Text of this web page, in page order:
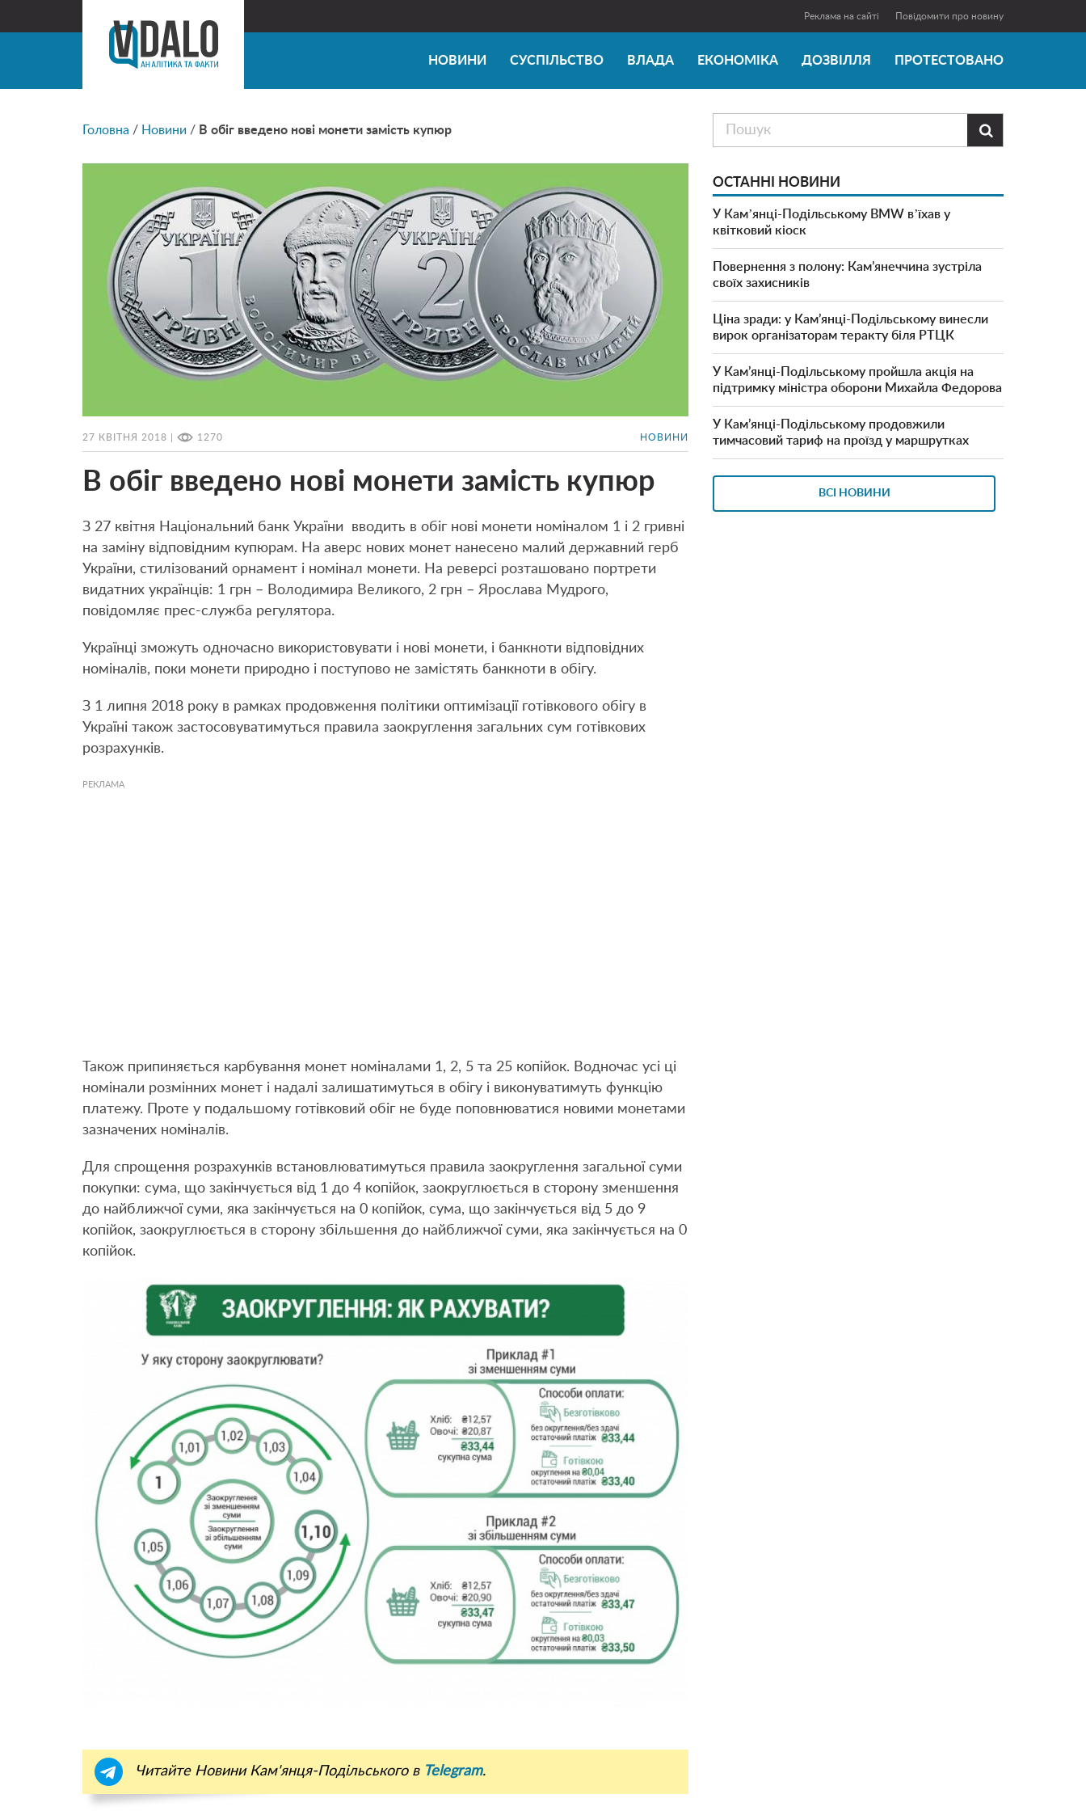
Реклама на сайті Повідомити про новину
НОВИНИ СУСПІЛЬСТВО ВЛАДА ЕКОНОМІКА ДОЗВІЛЛЯ ПРОТЕСТОВАНО
Головна / Новини / В обіг введено нові монети замість купюр
27 КВІТНЯ 2018 | 1270 НОВИНИ
В обіг введено нові монети замість купюр
З 27 квітня Національний банк України вводить в обіг нові монети номіналом 1 і 2 гривні
на заміну відповідним купюрам. На аверс нових монет нанесено малий державний герб
України, стилізований орнамент і номінал монети. На реверсі розташовано портрети
видатних українців: 1 грн – Володимира Великого, 2 грн – Ярослава Мудрого,
повідомляє прес-служба регулятора.
Українці зможуть одночасно використовувати і нові монети, і банкноти відповідних
номіналів, поки монети природно і поступово не замістять банкноти в обігу.
З 1 липня 2018 року в рамках продовження політики оптимізації готівкового обігу в
Україні також застосовуватимуться правила заокруглення загальних сум готівкових
розрахунків.
РЕКЛАМА
Також припиняється карбування монет номіналами 1, 2, 5 та 25 копійок. Водночас усі ці
номінали розмінних монет і надалі залишатимуться в обігу і виконуватимуть функцію
платежу. Проте у подальшому готівковий обіг не буде поповнюватися новими монетами
зазначених номіналів.
Для спрощення розрахунків встановлюватимуться правила заокруглення загальної суми
покупки: сума, що закінчується від 1 до 4 копійок, заокруглюється в сторону зменшення
до найближчої суми, яка закінчується на 0 копійок, сума, що закінчується від 5 до 9
копійок, заокруглюється в сторону збільшення до найближчої суми, яка закінчується на 0
копійок.
Читайте Новини Кам'янця-Подільського в Telegram.

ОСТАННІ НОВИНИ
У Камʼянці-Подільському BMW вʼїхав у
квітковий кіоск
Повернення з полону: Кам’янеччина зустріла
своїх захисників
Ціна зради: у Кам’янці-Подільському винесли
вирок організаторам теракту біля РТЦК
У Кам’янці-Подільському пройшла акція на
підтримку міністра оборони Михайла Федорова
У Кам’янці-Подільському продовжили
тимчасовий тариф на проїзд у маршрутках
ВСІ НОВИНИ